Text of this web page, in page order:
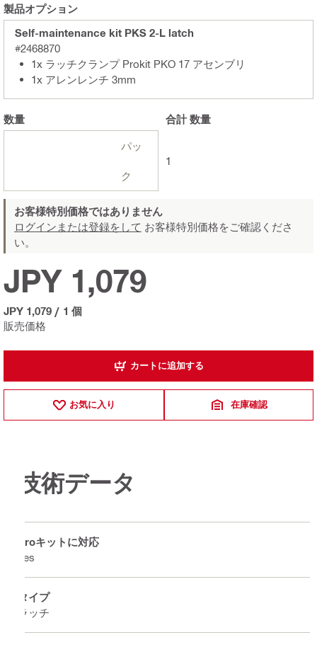
製品オプション
Self-maintenance kit PKS 2-L latch
#2468870
1x ラッチクランプ Prokit PKO 17 アセンブリ
1x アレンレンチ 3mm
数量
パッ
ク
合計数量
1
お客様特別価格ではありません
ログインまたは登録をして お客様特別価格をご確認くださ
い。
販売価格
JPY 1,079
JPY 1,079 / 1 個
カートに追加する
お気に入り 在庫確認
技術データ
Proキットに対応
Yes
タイプ
ラッチ